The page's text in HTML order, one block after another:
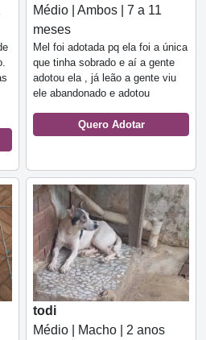
Médio | Ambos | 7 a 11
meses
Mel foi adotada pq ela foi a única
que tinha sobrado e aí a gente
adotou ela , já leão a gente viu
ele abandonado e adotou
Quero Adotar
todi
Médio | Macho | 2 anos